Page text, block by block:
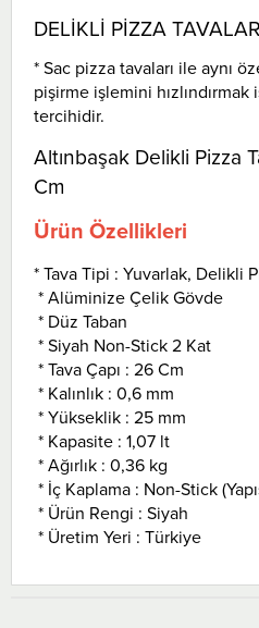
DELİKLİ PİZZA
* Sac pizza tavaları ile aynı
pişirme işlemini
tercihidir.
Altınbaşak Delikli Pizza
Cm
Ürün Özellikleri
* Tava Tipi : Yuvarlak, Delikli
* Alüminize Çelik Gövde
* Düz Taban
* Siyah Non-Stick 2 Kat
* Tava Çapı : 26 Cm
* Kalınlık : 0,6 mm
* Yükseklik : 25 mm
* Kapasite : 1,07 lt
* Ağırlık : 0,36 kg
* İç Kaplama : Non-Stick
* Ürün Rengi : Siyah
* Üretim Yeri : Türkiye